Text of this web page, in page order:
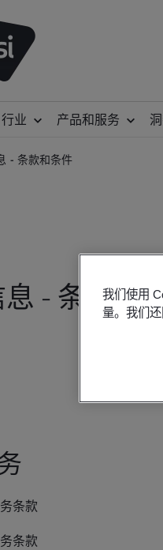
行业 产品和服务
- 条款和条件
- 条款和
条款
条款
我们使用
量。我们